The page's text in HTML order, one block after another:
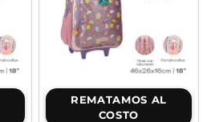
REMATAMOS AL
COSTO